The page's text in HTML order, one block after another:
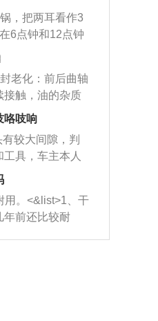
以采取应急措
用木棍将所有的
位置处，然后将
以将堵塞的东
为积碳过多引起
催化器泡在草酸
决，将清洗剂
合后，车辆启
起进入到燃烧
就可以让三元
堵塞的情况就
，把两耳看作3
6点钟和12点钟
、双手握住
样也要打相同的
调要反复练
记忆，在真实
忆也能打好方
老化：前后曲轴
接触，油的杂质
使其密封效果
油。<&list>2、
使活塞环与缸体
流入燃烧室中，
机油粘度。使用
样会有烧机油现
好的流动性，
咯吱响
较大间隙，判
具，车主本人
到修理厂或4s
管防尘罩破
象，使半轴磨
损坏，产生异
向胶套和球头
用。<&list>1、干
年前还比较耐